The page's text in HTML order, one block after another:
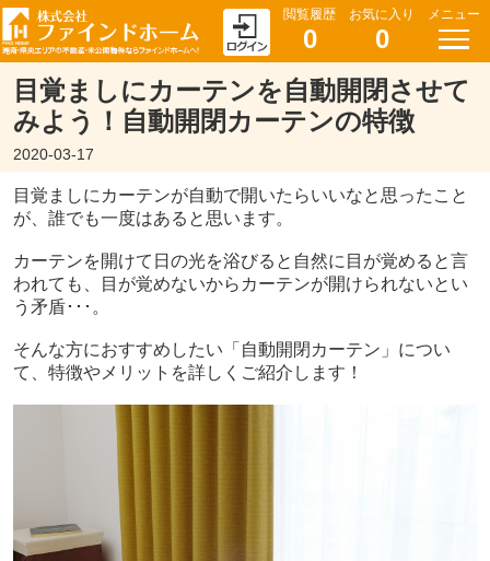
閲覧履歴
0
お気に入り
0
メニュー
目覚ましにカーテンを自動開閉させて
みよう！自動開閉カーテンの特徴
2020-03-17
目覚ましにカーテンが自動で開いたらいいなと思ったこと
が、誰でも一度はあると思います。
カーテンを開けて日の光を浴びると自然に目が覚めると言
われても、目が覚めないからカーテンが開けられないとい
う矛盾･･･。
そんな方におすすめしたい「自動開閉カーテン」につい
て、特徴やメリットを詳しくご紹介します！